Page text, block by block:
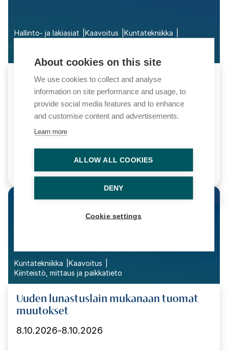
Hallinto- ja lakiasiat Kaavoitus
Kuntatekniikka
Intensiivikurssi: Kunta tutuksi -
hallinnosta infraan
5.10.2026-13.12.2026
Distansutbildning
Kuntatekniikka
Kaavoitus
Kiinteistö, mittaus ja paikkatieto
Uuden lunastuslain mukanaan tuomat
muutokset
8.10.2026-8.10.2026
About cookies on this site
We use cookies to collect and analyse
information on site performance and usage, to
provide social media features and to enhance
and customise content and advertisements.
Learn more
ALLOW ALL COOKIES
DENY
Cookie settings